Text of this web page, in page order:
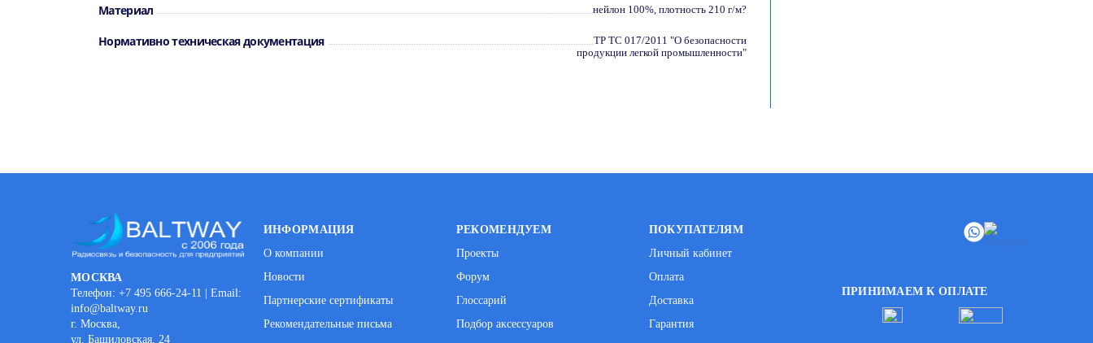
Материал нейлон 100%, плотность 210 г/м?
Нормативно техническая документация
ТР ТС 017/2011 "О безопасности
продукции легкой промышленности"
МОСКВА
Телефон: +7 495 666-24-11 | Email:
info@baltway.ru
г. Москва,
ул. Башиловская, 24
ИНФОРМАЦИЯ
О компании
Новости
Партнерские сертификаты
Рекомендательные письма
РЕКОМЕНДУЕМ
Проекты
Форум
Глоссарий
Подбор аксессуаров
ПОКУПАТЕЛЯМ
Личный кабинет
Оплата
Доставка
Гарантия
ПРИНИМАЕМ К ОПЛАТЕ